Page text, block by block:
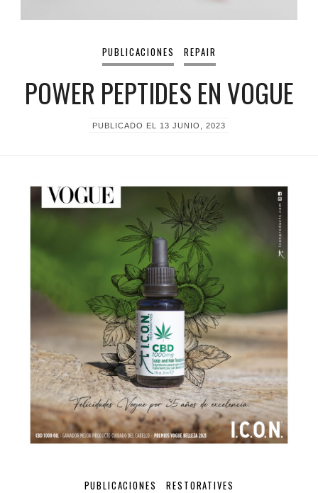
PUBLICACIONES REPAIR
POWER PEPTIDES EN VOGUE
PUBLICADO EL 13 JUNIO, 2023
PUBLICACIONES RESTORATIVES